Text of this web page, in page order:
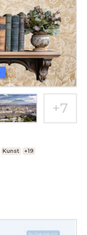
Kunst
+19